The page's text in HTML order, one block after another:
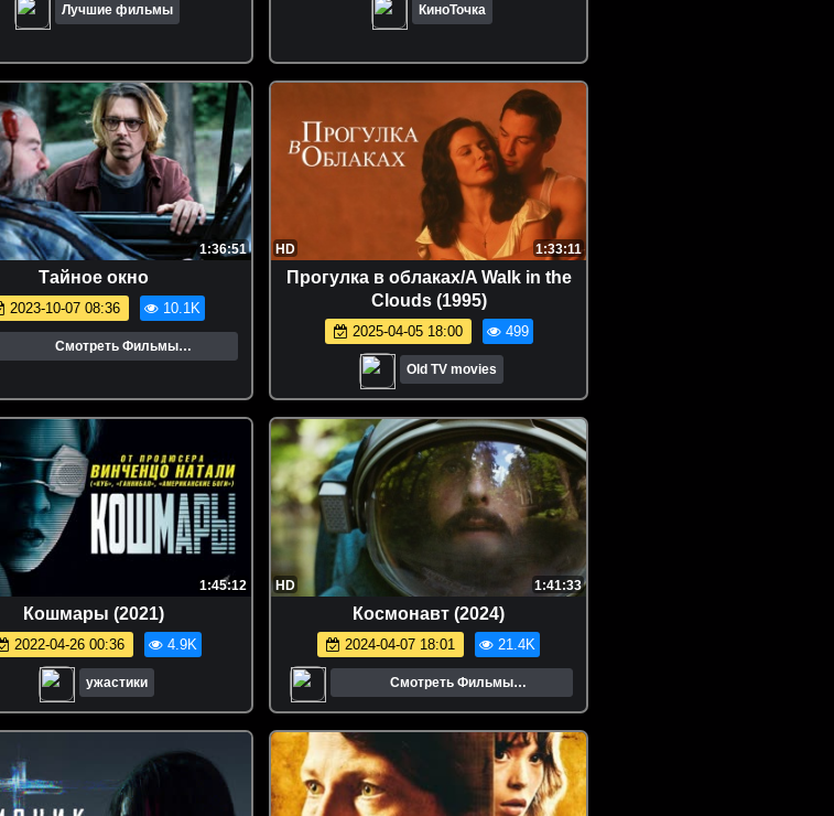
Лучшие фильмы КиноТочка
1:36:51
Тайное окно
2023-10-07 08:36 10.1K
Смотреть Фильмы
Онлайн.Трейлеры.Кино.
HD 1:33:11
Прогулка в облаках/A Walk in the
Clouds (1995)
2025-04-05 18:00 499
Old TV movies
1:45:12
Кошмары (2021)
2022-04-26 00:36 4.9K
ужастики
HD 1:41:33
Космонавт (2024)
2024-04-07 18:01 21.4K
Смотреть Фильмы
Онлайн.Трейлеры.Кино.